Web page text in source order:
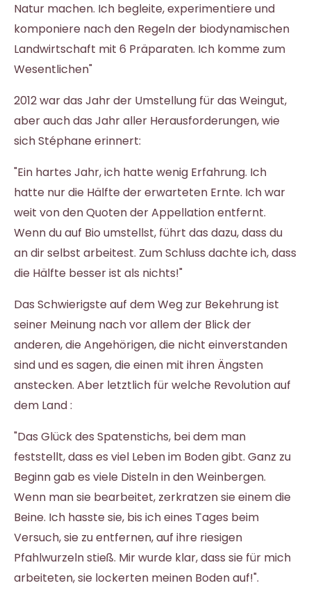
Natur machen. Ich begleite, experimentiere und
komponiere nach den Regeln der biodynamischen
Landwirtschaft mit 6 Präparaten. Ich komme zum
Wesentlichen"
2012 war das Jahr der Umstellung für das Weingut,
aber auch das Jahr aller Herausforderungen, wie
sich Stéphane erinnert:
"Ein hartes Jahr, ich hatte wenig Erfahrung. Ich
hatte nur die Hälfte der erwarteten Ernte. Ich war
weit von den Quoten der Appellation entfernt.
Wenn du auf Bio umstellst, führt das dazu, dass du
an dir selbst arbeitest. Zum Schluss dachte ich, dass
die Hälfte besser ist als nichts!"
Das Schwierigste auf dem Weg zur Bekehrung ist
seiner Meinung nach vor allem der Blick der
anderen, die Angehörigen, die nicht einverstanden
sind und es sagen, die einen mit ihren Ängsten
anstecken. Aber letztlich für welche Revolution auf
dem Land :
"Das Glück des Spatenstichs, bei dem man
feststellt, dass es viel Leben im Boden gibt. Ganz zu
Beginn gab es viele Disteln in den Weinbergen.
Wenn man sie bearbeitet, zerkratzen sie einem die
Beine. Ich hasste sie, bis ich eines Tages beim
Versuch, sie zu entfernen, auf ihre riesigen
Pfahlwurzeln stieß. Mir wurde klar, dass sie für mich
arbeiteten, sie lockerten meinen Boden auf!".